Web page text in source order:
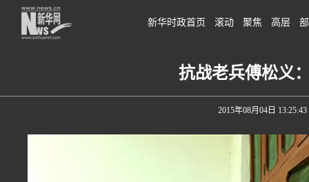
新华时政首页 滚动 聚焦 高层
抗战老兵傅松义
2015年08月04日 13:25:43